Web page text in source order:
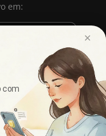
em:
×
com